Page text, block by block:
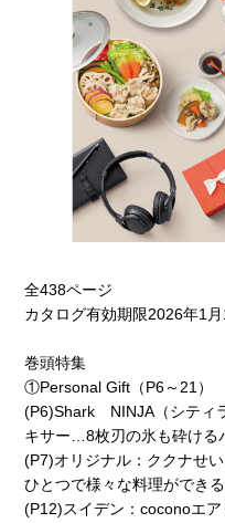
全438ページ
カタログ有効期限2026年1
巻頭特集
①Personal Gift（P6～21）
(P6)Shark NINJA（シティ
キサー…8枚刃の氷も砕ける
(P7)オリジナル：ククナせ
ひとつで様々な料理ができる
(P12)スイデン：coconoエ